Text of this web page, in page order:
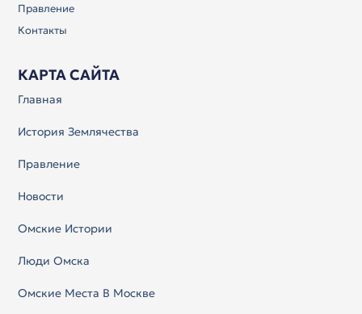
Правление
Контакты
КАРТА САЙТА
Главная
История Землячества
Правление
Новости
Омские Истории
Люди Омска
Омские Места В Москве